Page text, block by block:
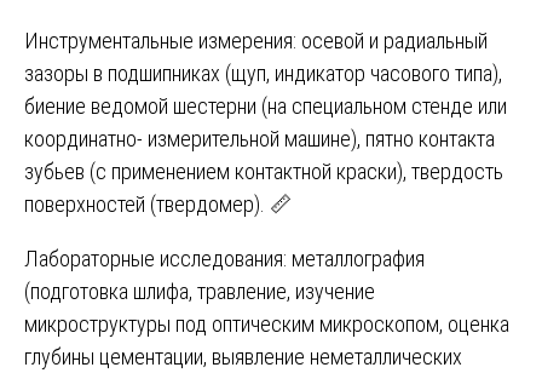
Инструментальные измерения: осевой и радиальный
зазоры в подшипниках (щуп, индикатор часового типа),
биение ведомой шестерни (на специальном стенде или
координатно- измерительной машине), пятно контакта
зубьев (с применением контактной краски), твердость
поверхностей (твердомер). 📏
Лабораторные исследования: металлография
(подготовка шлифа, травление, изучение
микроструктуры под оптическим микроскопом, оценка
глубины цементации, выявление неметаллических